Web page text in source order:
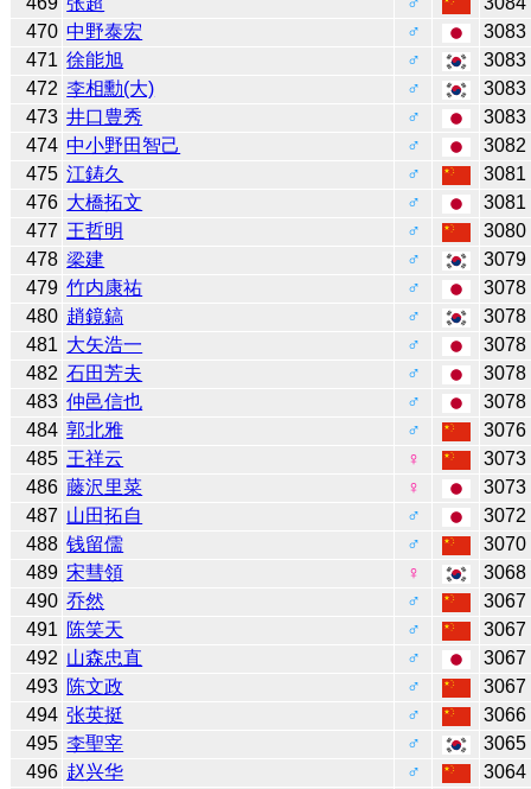
470 中野泰宏 ♂
3083
471 徐能旭 ♂
3083
472 李相勳(大) ♂
3083
473 井口豊秀 ♂
3083
474 中小野田智己 ♂
3082
475 江鋳久 ♂
3081
476 大橋拓文 ♂
3081
477 王哲明 ♂
3080
478 梁建 ♂
3079
479 竹内康祐 ♂
3078
480 趙鏡鎬 ♂
3078
481 大矢浩一 ♂
3078
482 石田芳夫 ♂
3078
483 仲邑信也 ♂
3078
484 郭北雅 ♂
3076
485 王祥云 ♀
3073
486 藤沢里菜 ♀
3073
487 山田拓自 ♂
3072
488 钱留儒 ♂
3070
489 宋彗領 ♀
3068
490 乔然 ♂
3067
491 陈笑天 ♂
3067
492 山森忠直 ♂
3067
493 陈文政 ♂
3067
494 张英挺 ♂
3066
495 李聖宰 ♂
3065
496 赵兴华 ♂
3064